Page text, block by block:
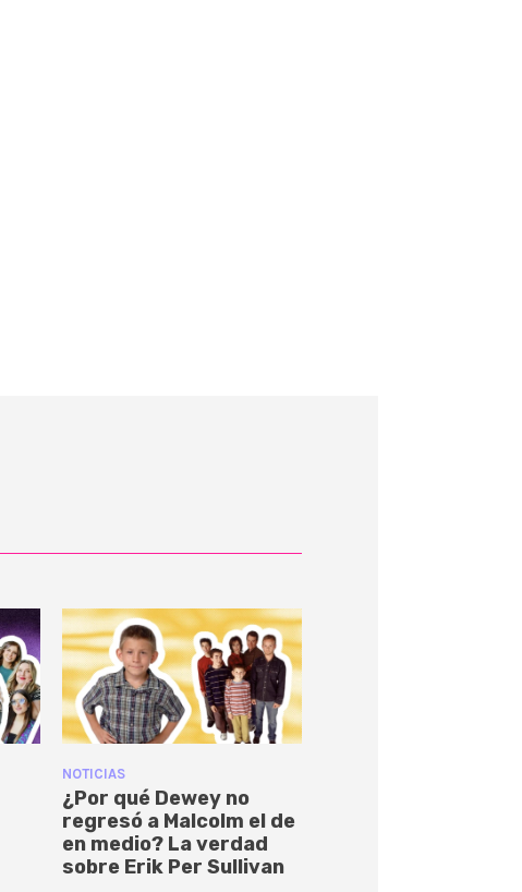
NOTICIAS
¿Por qué Dewey no
regresó a Malcolm el de
en medio? La verdad
sobre Erik Per Sullivan